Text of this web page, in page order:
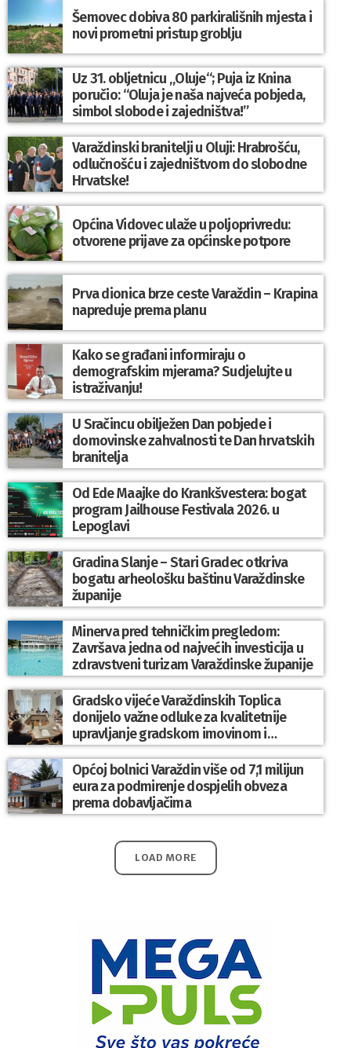
Šemovec dobiva 80 parkirališnih mjesta i
novi prometni pristup groblju
Uz 31. obljetnicu „Oluje“; Puja iz Knina
poručio: “Oluja je naša najveća pobjeda,
simbol slobode i zajedništva!”
Varaždinski branitelji u Oluji: Hrabrošću,
odlučnošću i zajedništvom do slobodne
Hrvatske!
Općina Vidovec ulaže u poljoprivredu:
otvorene prijave za općinske potpore
Prva dionica brze ceste Varaždin – Krapina
napreduje prema planu
Kako se građani informiraju o
demografskim mjerama? Sudjelujte u
istraživanju!
U Sračincu obilježen Dan pobjede i
domovinske zahvalnosti te Dan hrvatskih
branitelja
Od Ede Maajke do Krankšvestera: bogat
program Jailhouse Festivala 2026. u
Lepoglavi
Gradina Slanje – Stari Gradec otkriva
bogatu arheološku baštinu Varaždinske
županije
Minerva pred tehničkim pregledom:
Završava jedna od najvećih investicija u
zdravstveni turizam Varaždinske županije
Gradsko vijeće Varaždinskih Toplica
donijelo važne odluke za kvalitetnije
upravljanje gradskom imovinom i
komunalnim sustavom
Općoj bolnici Varaždin više od 7,1 milijun
eura za podmirenje dospjelih obveza
prema dobavljačima
LOAD MORE